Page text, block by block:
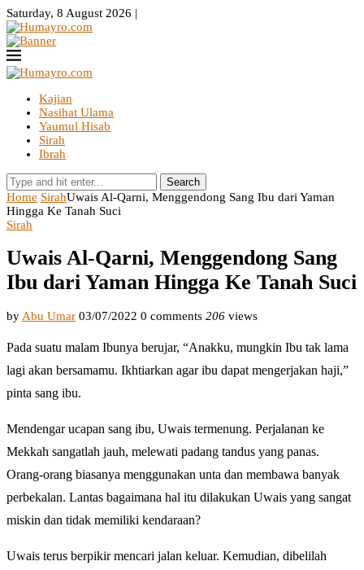
Saturday, 8 August 2026 |
Kajian
Nasihat Ulama
Yaumul Hisab
Sirah
Ibrah
Search
Home SirahUwais Al-Qarni, Menggendong Sang Ibu dari Yaman
Hingga Ke Tanah Suci
Sirah
Uwais Al-Qarni, Menggendong Sang
Ibu dari Yaman Hingga Ke Tanah Suci
by Abu Umar 03/07/2022 0 comments 206 views
Pada suatu malam Ibunya berujar, “Anakku, mungkin Ibu tak lama
lagi akan bersamamu. Ikhtiarkan agar ibu dapat mengerjakan haji,”
pinta sang ibu.
Mendengar ucapan sang ibu, Uwais termenung. Perjalanan ke
Mekkah sangatlah jauh, melewati padang tandus yang panas.
Orang-orang biasanya menggunakan unta dan membawa banyak
perbekalan. Lantas bagaimana hal itu dilakukan Uwais yang sangat
miskin dan tidak memiliki kendaraan?
Uwais terus berpikir mencari jalan keluar. Kemudian, dibelilah